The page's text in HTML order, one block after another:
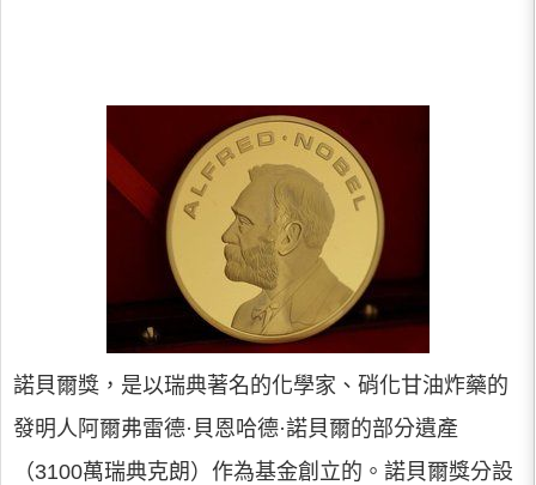
諾貝爾獎，是以瑞典著名的化學家、硝化甘油炸藥的
發明人阿爾弗雷德·貝恩哈德·諾貝爾的部分遺產
（3100萬瑞典克朗）作為基金創立的。諾貝爾獎分設